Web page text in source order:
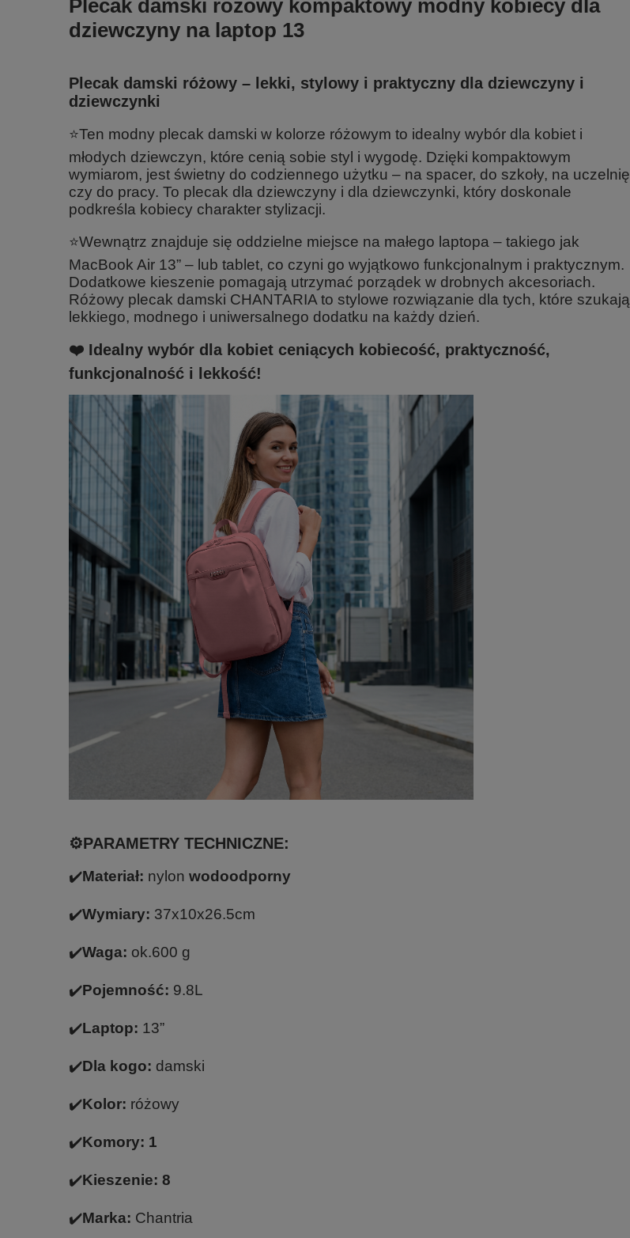
Plecak damski różowy kompaktowy modny kobiecy dla
dziewczyny na laptop 13
Plecak damski różowy – lekki, stylowy i praktyczny dla dziewczyny i
dziewczynki
⭐Ten modny plecak damski w kolorze różowym to idealny wybór dla kobiet i
młodych dziewczyn, które cenią sobie styl i wygodę. Dzięki kompaktowym
wymiarom, jest świetny do codziennego użytku – na spacer, do szkoły, na uczelnię
czy do pracy. To plecak dla dziewczyny i dla dziewczynki, który doskonale
podkreśla kobiecy charakter stylizacji.
⭐Wewnątrz znajduje się oddzielne miejsce na małego laptopa – takiego jak
MacBook Air 13” – lub tablet, co czyni go wyjątkowo funkcjonalnym i praktycznym.
Dodatkowe kieszenie pomagają utrzymać porządek w drobnych akcesoriach.
Różowy plecak damski CHANTARIA to stylowe rozwiązanie dla tych, które szukają
lekkiego, modnego i uniwersalnego dodatku na każdy dzień.
❤️ Idealny wybór dla kobiet ceniących kobiecość, praktyczność,
funkcjonalność i lekkość!
⚙️PARAMETRY TECHNICZNE:
✔️Materiał: nylon wodoodporny
✔️Wymiary: 37x10x26.5cm
✔️Waga: ok.600 g
✔️Pojemność: 9.8L
✔️Laptop: 13”
✔️Dla kogo: damski
✔️Kolor: różowy
✔️Komory: 1
✔️Kieszenie: 8
✔️Marka: Chantria